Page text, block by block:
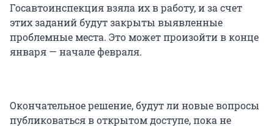
Госавтоинспекция взяла их в работу, и за счет
этих заданий будут закрыты выявленные
проблемные места. Это может произойти в конце
января — начале февраля.
Окончательное решение, будут ли новые вопросы
публиковаться в открытом доступе, пока не